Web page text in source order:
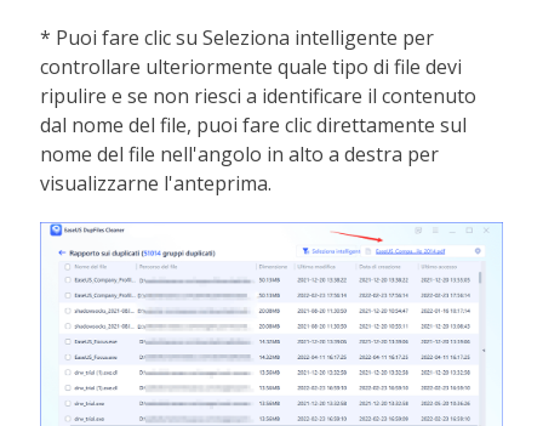
* Puoi fare clic su Seleziona intelligente per
controllare ulteriormente quale tipo di file devi
ripulire e se non riesci a identificare il contenuto
dal nome del file, puoi fare clic direttamente sul
nome del file nell'angolo in alto a destra per
visualizzarne l'anteprima.